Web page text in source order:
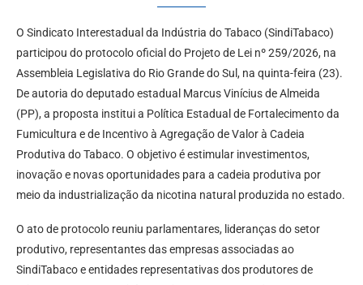
O Sindicato Interestadual da Indústria do Tabaco (SindiTabaco)
participou do protocolo oficial do Projeto de Lei nº 259/2026, na
Assembleia Legislativa do Rio Grande do Sul, na quinta-feira (23).
De autoria do deputado estadual Marcus Vinícius de Almeida
(PP), a proposta institui a Política Estadual de Fortalecimento da
Fumicultura e de Incentivo à Agregação de Valor à Cadeia
Produtiva do Tabaco. O objetivo é estimular investimentos,
inovação e novas oportunidades para a cadeia produtiva por
meio da industrialização da nicotina natural produzida no estado.
O ato de protocolo reuniu parlamentares, lideranças do setor
produtivo, representantes das empresas associadas ao
SindiTabaco e entidades representativas dos produtores de